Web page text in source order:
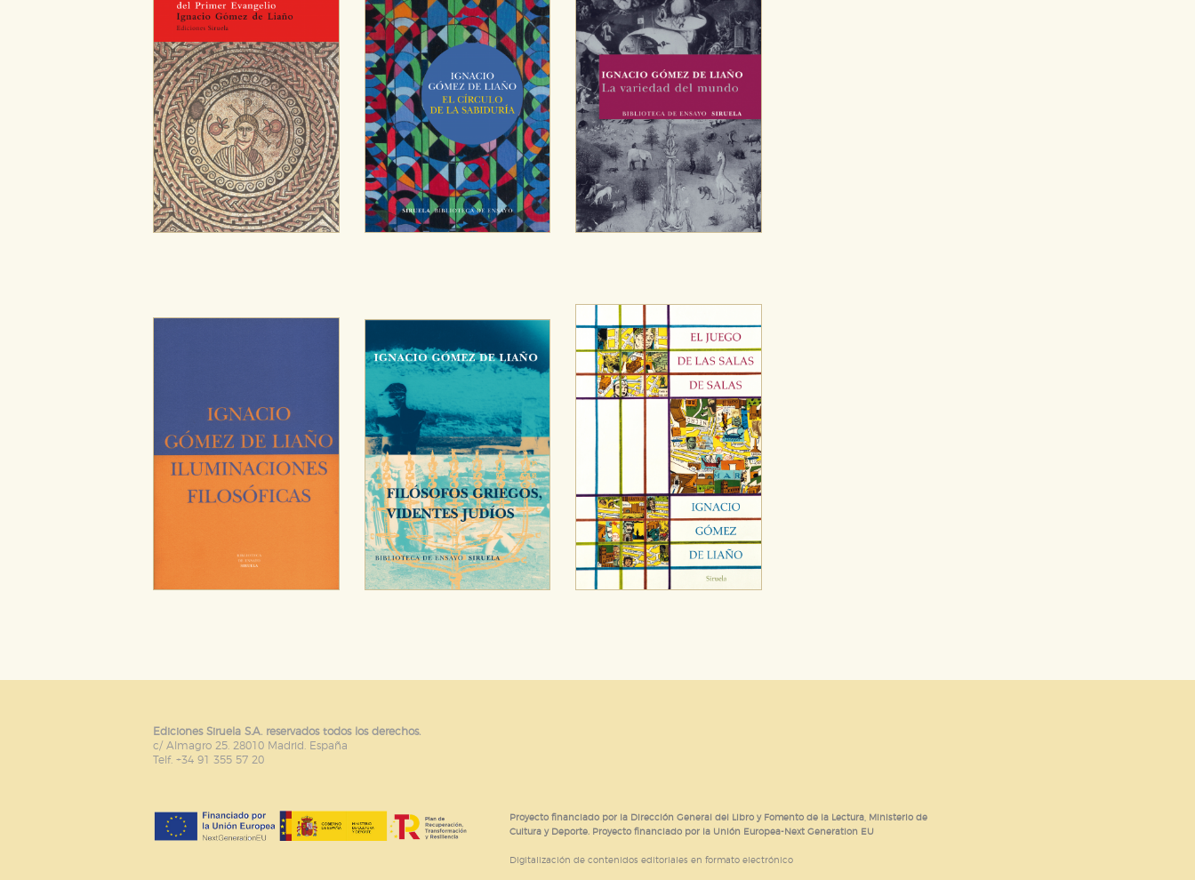
Ediciones Siruela S.A. reservados todos los derechos.
c/ Almagro 25. 28010 Madrid. España
Telf. +34 91 355 57 20
Proyecto financiado por la Dirección General del Libro y Fomento de la Lectura, Ministerio de
Cultura y Deporte. Proyecto financiado por la Unión Europea-Next Generation EU
Digitalización de contenidos editoriales en formato electrónico